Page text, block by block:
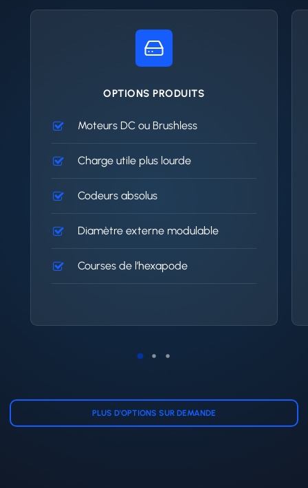
OPTIONS PRODUITS
Moteurs DC ou Brushless
Charge utile plus lourde
Codeurs absolus
Diamètre externe modulable
Courses de l’hexapode
PLUS D'OPTIONS SUR DEMANDE